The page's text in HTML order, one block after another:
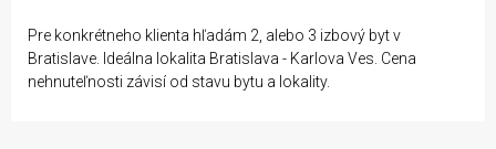
Pre konkrétneho klienta hľadám 2, alebo 3 izbový byt v
Bratislave. Ideálna lokalita Bratislava - Karlova Ves. Cena
nehnuteľnosti závisí od stavu bytu a lokality.